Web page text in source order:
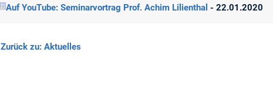
Auf YouTube: Seminarvortrag Prof. Achim Lilienthal - 22.01.2020
Zurück zu: Aktuelles